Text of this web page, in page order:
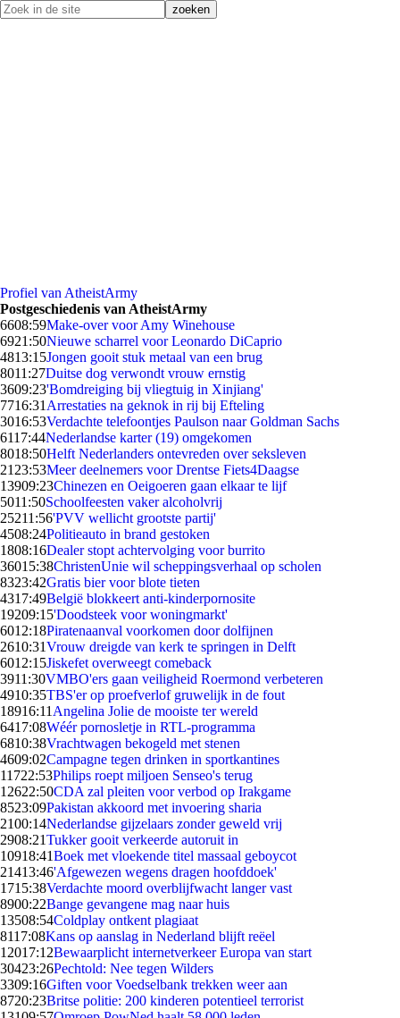
Profiel van AtheistArmy
Postgeschiedenis van AtheistArmy
6608:59Make-over voor Amy Winehouse
6921:50Nieuwe scharrel voor Leonardo DiCaprio
4813:15Jongen gooit stuk metaal van een brug
8011:27Duitse dog verwondt vrouw ernstig
3609:23'Bomdreiging bij vliegtuig in Xinjiang'
7716:31 Arrestaties na geknok in rij bij Efteling
3016:53Verdachte telefoontjes Paulson naar Goldman Sachs
6117:44Nederlandse karter (19) omgekomen
8018:50Helft Nederlanders ontevreden over seksleven
21 23:53Meer deelnemers voor Drentse Fiets4Daagse
13909:23Chinezen en Oeigoeren gaan elkaar te lijf
5011:50Schoolfeesten vaker alcoholvrij
25211:56'PVV wellicht grootste partij'
4508:24Politieauto in brand gestoken
1808:16Dealer stopt achtervolging voor burrito
36015:38ChristenUnie wil scheppingsverhaal op scholen
8323:42Gratis bier voor blote tieten
4317:49België blokkeert anti-kinderpornosite
19209:15'Doodsteek voor woningmarkt'
6012:18Piratenaanval voorkomen door dolfijnen
2610:31Vrouw dreigde van kerk te springen in Delft
6012:15Jiskefet overweegt comeback
3911:30VMBO'ers gaan veiligheid Roermond verbeteren
4910:35TBS'er op proefverlof gruwelijk in de fout
18916:11 Angelina Jolie de mooiste ter wereld
6417:08Wéér pornosletje in RTL-programma
6810:38Vrachtwagen bekogeld met stenen
4609:02Campagne tegen drinken in sportkantines
11722:53Philips roept miljoen Senseo's terug
12622:50CDA zal pleiten voor verbod op Irakgame
8523:09Pakistan akkoord met invoering sharia
2100:14Nederlandse gijzelaars zonder geweld vrij
2908:21Tukker gooit verkeerde autoruit in
10918:41Boek met vloekende titel massaal geboycot
21413:46'Afgewezen wegens dragen hoofddoek'
1715:38Verdachte moord overblijfwacht langer vast
8900:22Bange gevangene mag naar huis
13508:54Coldplay ontkent plagiaat
8117:08Kans op aanslag in Nederland blijft reëel
12017:12Bewaarplicht internetverkeer Europa van start
30423:26Pechtold: Nee tegen Wilders
3309:16Giften voor Voedselbank trekken weer aan
8720:23Britse politie: 200 kinderen potentieel terrorist